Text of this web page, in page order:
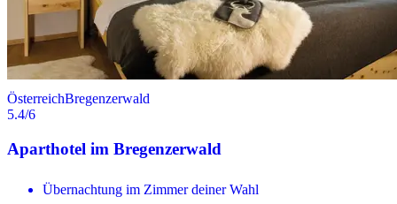
ÖsterreichBregenzerwald
5.4/6
Aparthotel im Bregenzerwald
Übernachtung im Zimmer deiner Wahl